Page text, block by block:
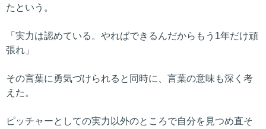
たという。
「実力は認めている。やればできるんだからもう1年だけ頑
張れ」
その言葉に勇気づけられると同時に、言葉の意味も深く考
えた。
ピッチャーとしての実力以外のところで自分を見つめ直そ